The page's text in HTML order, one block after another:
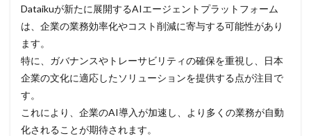
Dataikuが新たに展開するAIエージェントプラットフォーム
は、企業の業務効率化やコスト削減に寄与する可能性があり
ます。
特に、ガバナンスやトレーサビリティの確保を重視し、日本
企業の文化に適応したソリューションを提供する点が注目で
す。
これにより、企業のAI導入が加速し、より多くの業務が自動
化されることが期待されます。